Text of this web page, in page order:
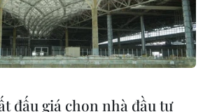
TIẾN DUẨN
THỊ TÁM, KHÚC THANH
Quy định sử dụng
đấu giá chọn nhà đầu tư